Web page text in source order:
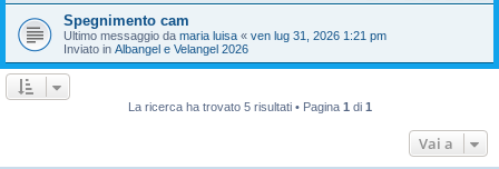
Spegnimento cam
Ultimo messaggio da maria luisa « ven lug 31, 2026 1:21 pm
Inviato in Albangel e Velangel 2026
La ricerca ha trovato 5 risultati • Pagina 1di 1
Vai a